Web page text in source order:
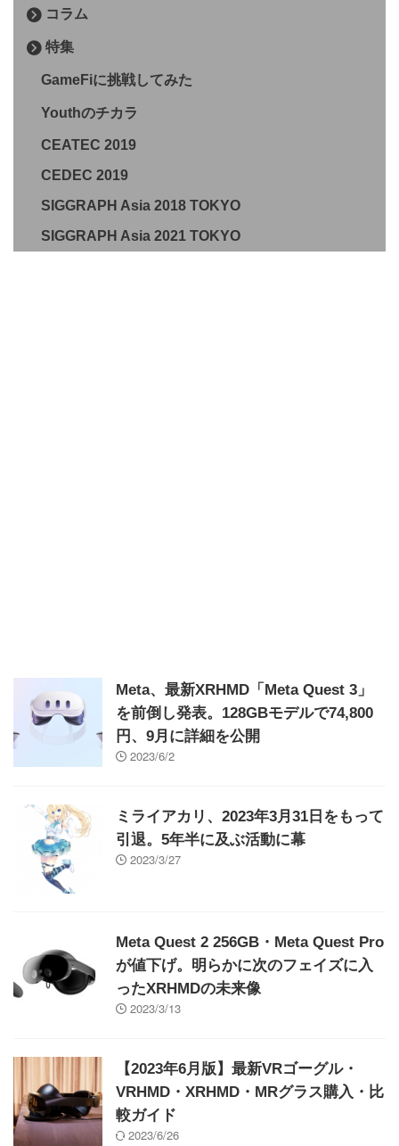
コラム
特集
GameFiに挑戦してみた
Youthのチカラ
CEATEC 2019
CEDEC 2019
SIGGRAPH Asia 2018 TOKYO
SIGGRAPH Asia 2021 TOKYO
Meta、最新XRHMD「Meta Quest 3」
を前倒し発表。128GBモデルで74,800
円、9月に詳細を公開
2023/6/2
ミライアカリ、2023年3月31日をもって
引退。5年半に及ぶ活動に幕
2023/3/27
Meta Quest 2 256GB・Meta Quest Pro
が値下げ。明らかに次のフェイズに入
ったXRHMDの未来像
2023/3/13
【2023年6月版】最新VRゴーグル・
VRHMD・XRHMD・MRグラス購入・比
較ガイド
2023/6/26